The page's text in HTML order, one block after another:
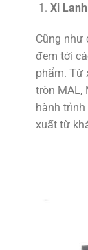
Xi
Cũng như
đem tới
phẩm. Từ
tròn MAL,
hành
xuất từ